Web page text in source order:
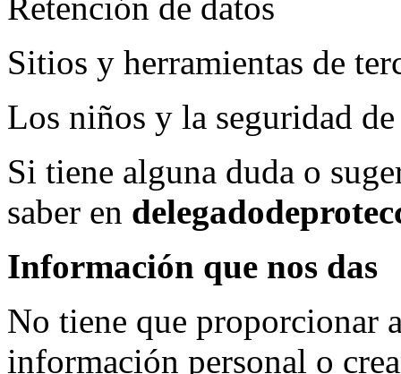
Sitios y herramientas de
Los niños y la seguridad
Si tiene alguna duda o
saber en
Información que nos das
No tiene que proporcionar
información personal o